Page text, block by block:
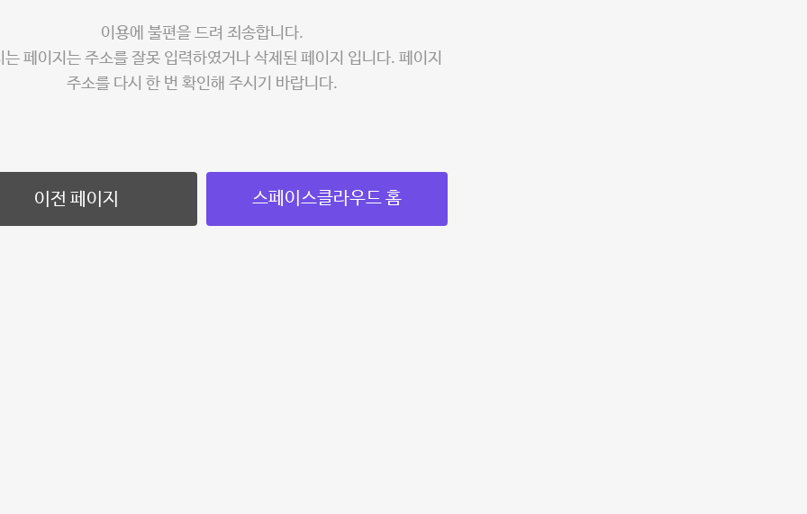
이용에 불편을 드려 죄송합니다.
는 페이지는 주소를 잘못 입력하였거나 삭제된 페이지 입니다. 페이지
주소를 다시 한 번 확인해 주시기 바랍니다.
이전 페이지 스페이스클라우드 홈